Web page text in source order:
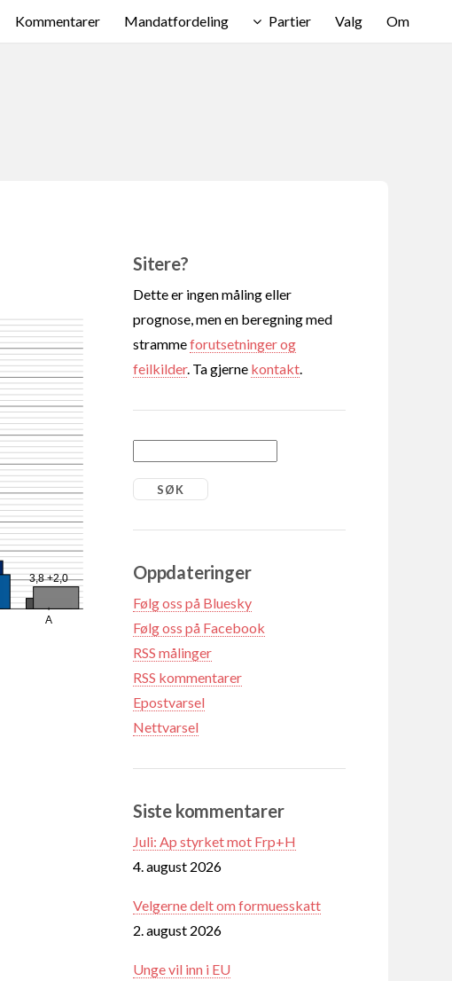
Kommentarer Mandatfordeling Partier Valg Om
3,8 +2,0
A
Sitere?
Dette er ingen måling eller
prognose, men en beregning med
strammeforutsetninger og
feilkilder. Ta gjerne kontakt
Oppdateringer
Følg oss på Bluesky
Følg oss på Facebook
RSS målinger
RSS kommentarer
Epostvarsel
Nettvarsel
Siste kommentarer
Juli: Ap styrket mot Frp+H
4. august 2026
Velgerne delt om formuesskatt
2. august 2026
Unge vil inn i EU